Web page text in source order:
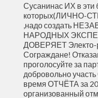
Сусанинас ИХ в эти
которых(ЛИЧНО-
,надо создать
НАРОДНЫХ
ДОВЕРЯЕТ Электо-
Сограждане!
проголосуйте за
добровольно
время ОТЧЁТА за
организованный